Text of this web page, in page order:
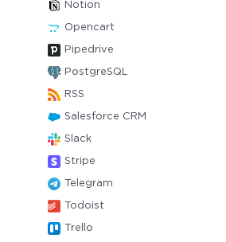
Notion
Opencart
Pipedrive
PostgreSQL
RSS
Salesforce CRM
Slack
Stripe
Telegram
Todoist
Trello